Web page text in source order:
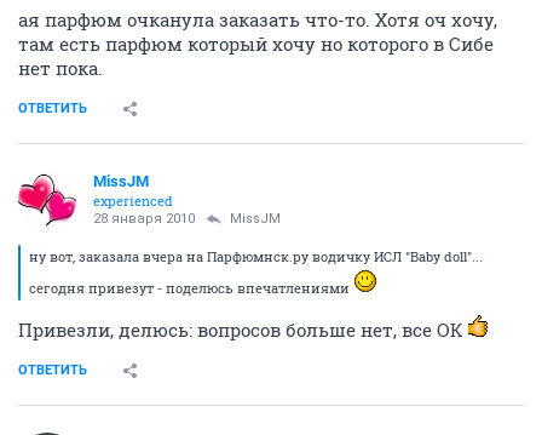
ая парфюм очканула заказать что-то. Хотя оч хочу,
там есть парфюм который хочу но которого в Сибе
нет пока.
ОТВЕТИТЬ
MissJM
experienced
28 января 2010 MissJM
ну вот, заказала вчера на Парфюмнск.ру водичку ИСЛ "Baby doll"...
сегодня привезут - поделюсь впечатлениями
Привезли, делюсь: вопросов больше нет, все ОК
ОТВЕТИТЬ